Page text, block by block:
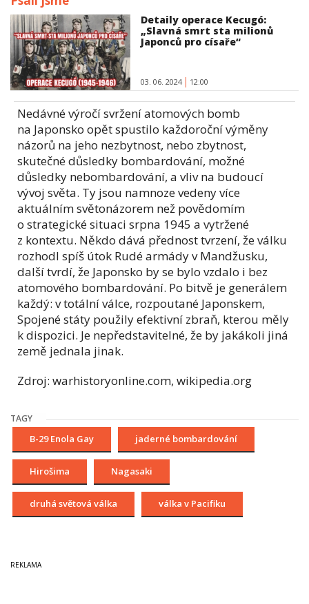
Detaily operace Kecugó:
„Slavná smrt sta milionů
Japonců pro císaře“
03. 06. 2024 12:00
Nedávné výročí svržení atomových bomb
na Japonsko opět spustilo každoroční výměny
názorů na jeho nezbytnost, nebo zbytnost,
skutečné důsledky bombardování, možné
důsledky nebombardování, a vliv na budoucí
vývoj světa. Ty jsou namnoze vedeny více
aktuálním světonázorem než povědomím
o strategické situaci srpna 1945 a vytržené
z kontextu. Někdo dává přednost tvrzení, že válku
rozhodl spíš útok Rudé armády v Mandžusku,
další tvrdí, že Japonsko by se bylo vzdalo i bez
atomového bombardování. Po bitvě je generálem
každý: v totální válce, rozpoutané Japonskem,
Spojené státy použily efektivní zbraň, kterou měly
k dispozici. Je nepředstavitelné, že by jakákoli jiná
země jednala jinak.
Zdroj: warhistoryonline.com, wikipedia.org
TAGY
B-29 Enola Gay jaderné bombardování
Hirošima Nagasaki
druhá světová válka válka v Pacifiku